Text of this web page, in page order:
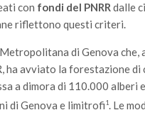
con fondi del PNRR dalle
riflettono questi criteri.
di Genova che,
ha avviato la forestazione di
a dimora di 110.000 alberi
di Genova e limitrofi1. Le